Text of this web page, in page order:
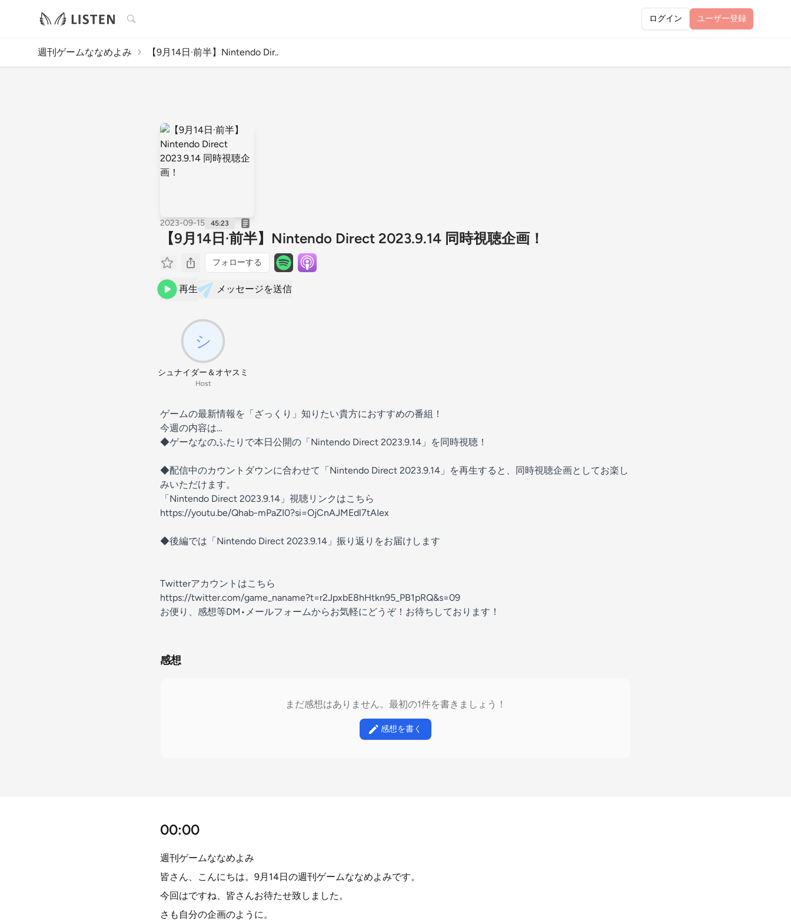
検索 ログイン ユーザー登録
週刊ゲームななめよみ 【9月14日·前半】Nintendo Dir..
2023-09-15 45:23
【9月14日·前半】Nintendo Direct 2023.9.14 同時視聴企画！
フォローする
再生 メッセージを送信
シュナイダー＆オヤスミ
Host
ゲームの最新情報を「ざっくり」知りたい貴方におすすめの番組！
今週の内容は…
◆ゲーななのふたりで本日公開の「Nintendo Direct 2023.9.14」を同時視聴！
◆配信中のカウントダウンに合わせて「Nintendo Direct 2023.9.14」を再生すると、同時視聴企画としてお楽し
みいただけます。
「Nintendo Direct 2023.9.14」視聴リンクはこちら
https://youtu.be/Qhab-mPaZI0?si=OjCnAJMEdl7tAIex
◆後編では「Nintendo Direct 2023.9.14」振り返りをお届けします
Twitterアカウントはこちら
https://twitter.com/game_naname?t=r2JpxbE8hHtkn95_PB1pRQ&s=09
お便り、感想等DM•メールフォームからお気軽にどうぞ！お待ちしております！
感想
まだ感想はありません。最初の1件を書きましょう！
感想を書く
00:00
週刊ゲームななめよみ
皆さん、こんにちは。9月14日の週刊ゲームななめよみです。
今回はですね、皆さんお待たせ致しました。
さも自分の企画のように。